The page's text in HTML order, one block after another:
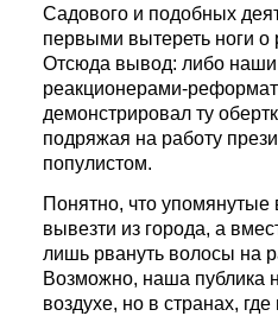
Садового и подобных
первыми вытереть ноги
Отсюда вывод: либо
реакционерами-
демонстрировал ту
подряжая на работу
популистом.
Понятно, что
вывезти из города, а
лишь рвануть волосы на
Возможно, наша публика
воздухе, но в странах,